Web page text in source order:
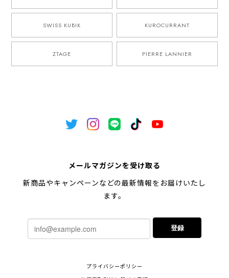
SWISS KUBIK KUROCURRANT
ZTAGE PIERRE LANNIER
メールマガジンを受け取る
新商品やキャンペーンなどの最新情報をお届けいたし
ます。
登録
プライバシーポリシー